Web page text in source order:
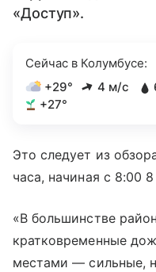
«Доступ».
Сейчас в Колумбусе:
+29°
4 м/с
+27°
Это следует из
часа, начиная с 8:00
«В большинстве
кратковременные
местами — сильные,